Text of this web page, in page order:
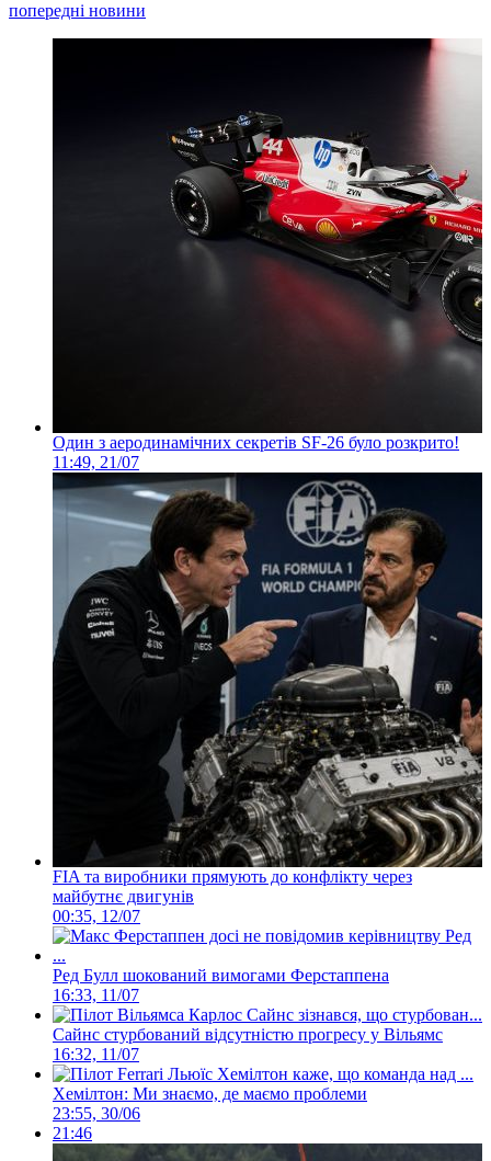
попередні новини
Один з аеродинамічних секретів SF-26 було розкрито!
11:49, 21/07
FIA та виробники прямують до конфлікту через
майбутнє двигунів
00:35, 12/07
Ред Булл шокований вимогами Ферстаппена
16:33, 11/07
Сайнс стурбований відсутністю прогресу у Вільямс
16:32, 11/07
Хемілтон: Ми знаємо, де маємо проблеми
23:55, 30/06
21:46